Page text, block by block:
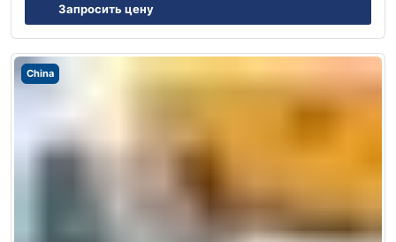
Запросить цену
China